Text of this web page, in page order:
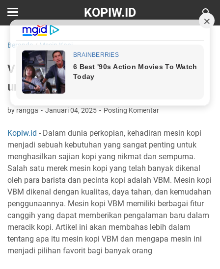
KOPIW.ID
Beranda / Mesin Kopi
VBM Mesin Kopi: Teknologi Canggih
untuk Pecinta Kopi Sejati
by rangga Januari 04, 2025 Posting Komentar
Kopiw.id - Dalam dunia perkopian, kehadiran mesin kopi
menjadi sebuah kebutuhan yang sangat penting untuk
menghasilkan sajian kopi yang nikmat dan sempurna.
Salah satu merek mesin kopi yang telah banyak dikenal
oleh para barista dan pecinta kopi adalah VBM. Mesin kopi
VBM dikenal dengan kualitas, daya tahan, dan kemudahan
penggunaannya. Mesin kopi VBM memiliki berbagai fitur
canggih yang dapat memberikan pengalaman baru dalam
meracik kopi. Artikel ini akan membahas lebih dalam
tentang apa itu mesin kopi VBM dan mengapa mesin ini
menjadi pilihan favorit bagi banyak orang